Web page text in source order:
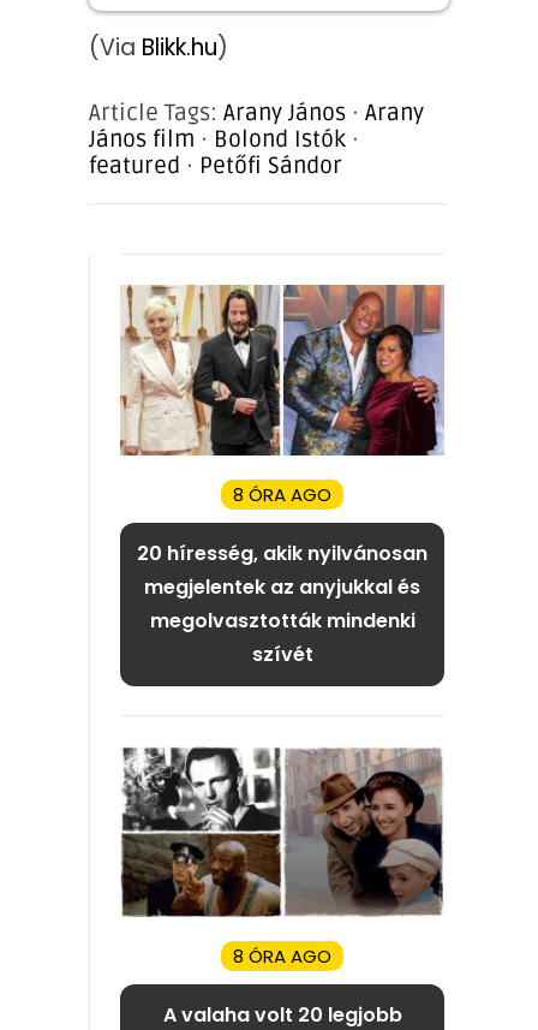
(Via Blikk.hu)
Article Tags: Arany János · Arany
János film · Bolond Istók ·
featured · Petőfi Sándor
8 ÓRA AGO
20 híresség, akik nyilvánosan
megjelentek az anyjukkal és
megolvasztották mindenki
szívét
8 ÓRA AGO
A valaha volt 20 legjobb